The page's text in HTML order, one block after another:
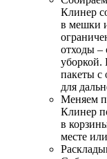
Клинер
в мешки
отходы –
уборкой.
пакеты с
для
Меняем
Клинер
в
месте